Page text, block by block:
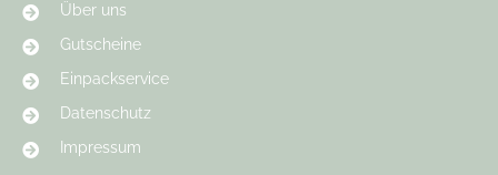
Über uns
Gutscheine
Einpackservice
Datenschutz
Impressum